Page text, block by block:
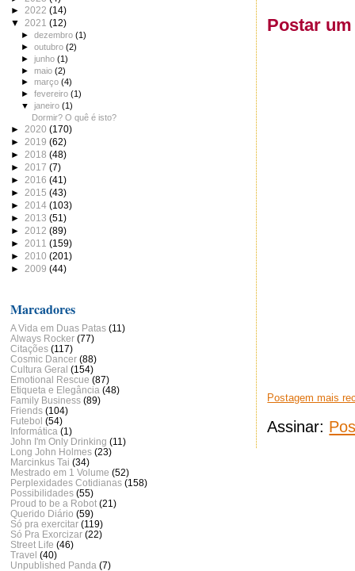
Postar
Postagem mais
Assinar:
► 2022 (14)
▼ 2021 (12)
►dezembro(1)
►outubro(2)
►junho(1)
►maio(2)
►março(4)
►fevereiro(1)
▼janeiro(1)
Dormir? O quê é isto?
► 2020 (170)
► 2019 (62)
► 2018 (48)
► 2017 (7)
► 2016 (41)
► 2015 (43)
► 2014 (103)
► 2013 (51)
► 2012 (89)
► 2011 (159)
► 2010 (201)
► 2009 (44)
Marcadores
A Vida em Duas Patas (11)
Always Rocker (77)
Citações (117)
Cosmic Dancer (88)
Cultura Geral (154)
Emotional Rescue (87)
Etiqueta e Elegância (48)
Family Business (89)
Friends (104)
Futebol (54)
Informática (1)
John I'm Only Drinking (11)
Long John Holmes (23)
Marcinkus Tai (34)
Mestrado em 1 Volume (52)
Perplexidades Cotidianas (158)
Possibilidades (55)
Proud to be a Robot (21)
Querido Diário (59)
Só pra exercitar (119)
Só Pra Exorcizar (22)
Street Life (46)
Travel (40)
Unpublished Panda (7)